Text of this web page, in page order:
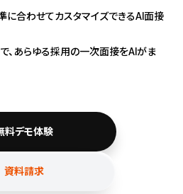
に合わせてカスタマイズできるAI面接
、あらゆる採用の一次面接をAIがま
料デモ体験
資料請求